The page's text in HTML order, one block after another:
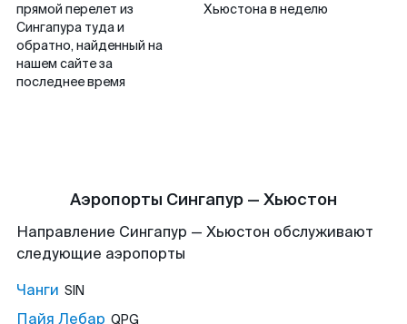
прямой перелет из
Сингапура туда и
обратно, найденный на
нашем сайте за
последнее время
Хьюстона в неделю
Аэропорты Сингапур — Хьюстон
Направление Сингапур — Хьюстон обслуживают
следующие аэропорты
Чанги SIN
Пайя Лебар QPG